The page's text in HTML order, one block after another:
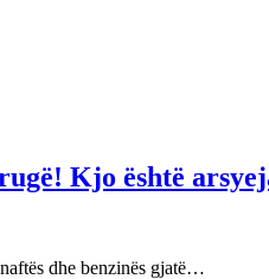
Kjo është
dhe benzinës gjatë…